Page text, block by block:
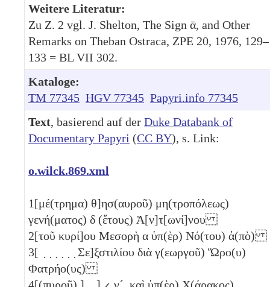
Weitere Literatur:
Zu Z. 2 vgl. J. Shelton, The Sign ᾱ, and Other
Remarks on Theban Ostraca, ZPE 20, 1976, 129–
133 = BL VII 302.
Kataloge:
TM 77345 HGV 77345 Papyri.info 77345
Text, basierend auf der Duke Databank of
Documentary Papyri (CC BY), s. Link:
o.wilck.869.xml
1[μέ(τρημα) θ]ησ(αυροῦ) μη(τροπόλεως)
γενή(ματος) δ (ἔτους) Ἀ[ν]τ[ωνί]νου
2[τοῦ κυρί]ου Μεσορὴ α ὑπ(ὲρ) Νό(του) ἀ(πὸ)
3[ ̣ ̣ ̣ ̣ ̣ ̣ Σε]ξστιλίου διὰ γ(εωργοῦ) Ὥρο(υ)
Φατρήο(υς)
4[(πυροῦ) ] ̣ ̣] 𐅵 γ´, καὶ ὑπ(ὲρ) Χ(άρακος)